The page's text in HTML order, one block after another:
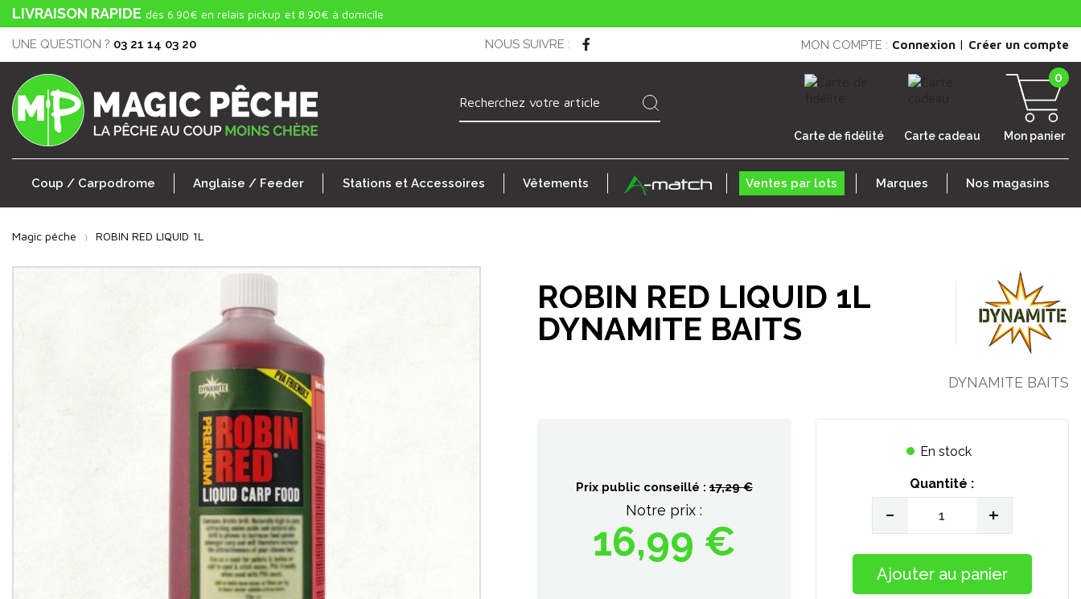
LIVRAISON RAPIDE dès 6.90€ en relais pickup et 8.90€ à domicile
UNE QUESTION ? 03 21 14 03 20 NOUS SUIVRE : MON COMPTE : Connexion | Créer un compte
Carte de fidélité Carte cadeau Mon panier
0
Coup / Carpodrome Anglaise / Feeder Stations et Accessoires Vêtements Ventes par lots Marques Nos magasins
Magic pêche ROBIN RED LIQUID 1L
ROBIN RED LIQUID 1L
DYNAMITE BAITS
DYNAMITE BAITS
Prix public conseillé : 17,29 €
Notre prix :
16,99 €
En stock
Quantité :
- +
Ajouter au panier